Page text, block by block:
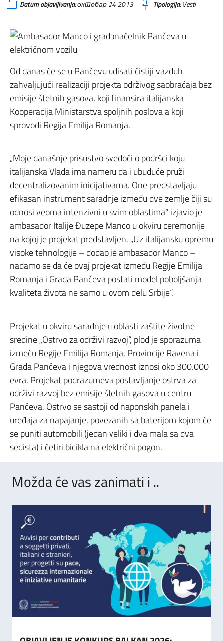
Datum objavljivanja:октобар 24 2013 Tipologija:Vesti
Od danas će se u Pančevu udisati čistiji vazduh
zahvaljujući realizaciji projekta održivog saobraćaja bez
emisije štetnih gasova, koji finansira italijanska
Kooperacija Ministarstva spoljnih poslova a koji
sprovodi Regija Emilija Romanja.
„Moje današnje prisustvo svedoči o podršci koju
italijanska Vlada ima nameru da i ubuduće pruži
decentralizovanim inicijativama. One predstavljaju
efikasan instrument saradnje između dve zemlje čiji su
odnosi veoma intenzivni u svim oblastima“ izjavio je
ambasador Italije Đuzepe Manco u okviru ceremonije
na kojoj je projekat predstavljen. „Uz italijansku opremu
visoke tehnologije – dodao je ambasador Manco –
nadamo se da će ovaj projekat između Regije Emilija
Romanja i Grada Pančeva postati model poboljšanja
kvaliteta života ne samo u ovom delu Srbije“.
Projekat u okviru saradnje u oblasti zaštite životne
sredine „Ostrvo za održivi razvoj“, plod je sporazuma
izmeću Regije Emilija Romanja, Provincije Ravena i
Grada Pančeva i njegova vrednost iznosi oko 300.000
evra. Projekat podrazumeva postavljanje ostrva za
održivi razvoj bez emisije štetnih gasova u centru
Pančeva. Ostrvo se sastoji od naponskih panela i
uređaja za napajanje, povezanih sa baterijom kojom će
se puniti automobili (jedan veliki i dva mala sa dva
sedista) i četiri bicikla na električni pogon.
Možda će vas zanimati i ..